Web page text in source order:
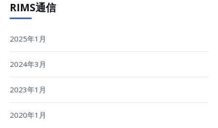
RIMS通信
2025年1月
2024年3月
2023年1月
2020年1月